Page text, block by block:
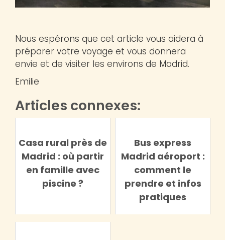
Nous espérons que cet article vous aidera à
préparer votre voyage et vous donnera
envie et de visiter les environs de Madrid.
Emilie
Articles connexes:
Casa rural près de
Madrid : où partir
en famille avec
piscine ?
Bus express
Madrid aéroport :
comment le
prendre et infos
pratiques